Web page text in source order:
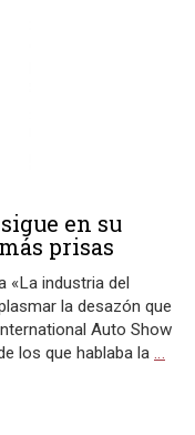
en su
prisas
«La industria del
la desazón que
Auto Show
los que hablaba la …